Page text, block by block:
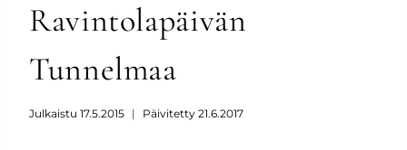
Ravintolapäivän
Tunnelmaa
Julkaistu 17.5.2015 Päivitetty 21.6.2017